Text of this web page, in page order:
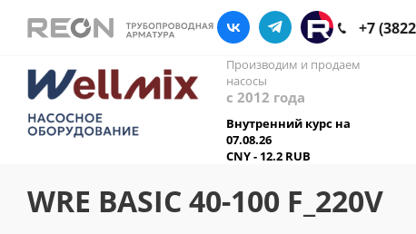
+7
Производим и продаем
насосы
с 2012 года
Внутренний курс на
07.08.26
CNY - 12.2 RUB
WRE BASIC 40-100 F_220V